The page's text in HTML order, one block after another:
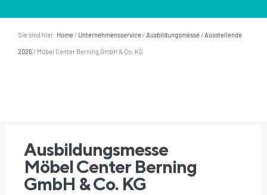
Sie sind hier: Home/ Unternehmensservice/Ausbildungsmesse/Ausstellende
2026/ Möbel Center Berning GmbH & Co. KG
Ausbildungsmesse
Möbel Center Berning
GmbH & Co. KG